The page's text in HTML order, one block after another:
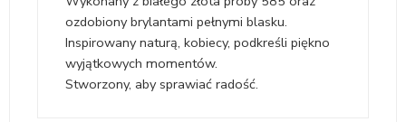
ozdobiony brylantami pełnymi blasku.
Inspirowany naturą, kobiecy, podkreśli piękno
wyjątkowych momentów.
Stworzony, aby sprawiać radość.